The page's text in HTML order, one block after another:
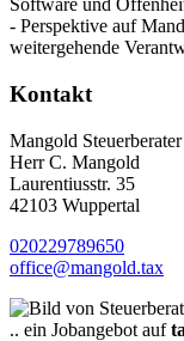
Software und
- Perspektive auf
weitergehende
Kontakt
Mangold Steuerberater
Herr C. Mangold
Laurentiusstr. 35
42103 Wuppertal
020229789650
office@mangold.tax
.. ein Jobangebot auf